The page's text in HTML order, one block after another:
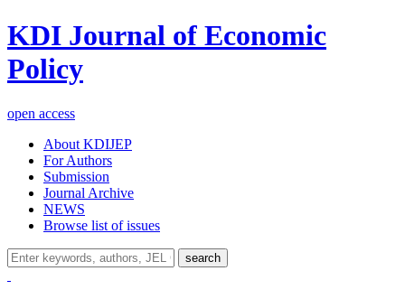
KDI Journal of Economic
Policy
open access
About KDIJEP
For Authors
Submission
Journal Archive
NEWS
Browse list of issues
search